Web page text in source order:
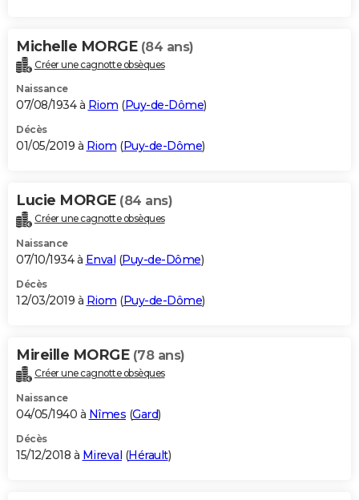
Michelle MORGE (84 ans)
Créer une cagnotte obsèques
Naissance
07/08/1934 à Riom (Puy-de-Dôme)
Décès
01/05/2019 à Riom (Puy-de-Dôme)
Lucie MORGE (84 ans)
Créer une cagnotte obsèques
Naissance
07/10/1934 à Enval (Puy-de-Dôme)
Décès
12/03/2019 à Riom (Puy-de-Dôme)
Mireille MORGE (78 ans)
Créer une cagnotte obsèques
Naissance
04/05/1940 à Nîmes (Gard)
Décès
15/12/2018 à Mireval (Hérault)